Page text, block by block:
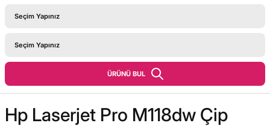
ÜRÜNÜ BUL
Hp Laserjet Pro M118dw Çip